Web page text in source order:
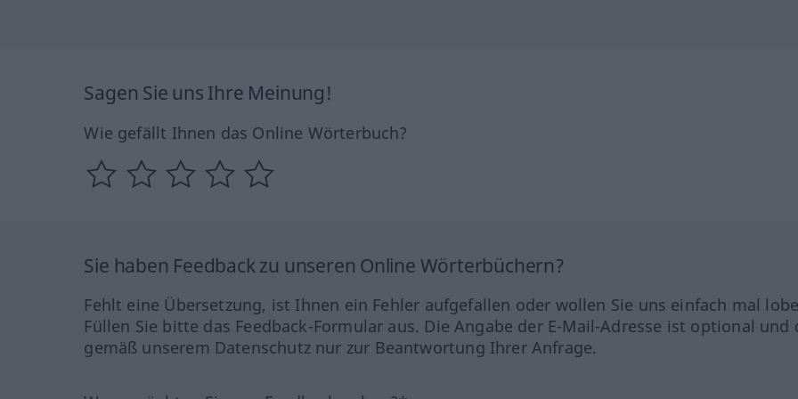
Sagen Sie uns Ihre Meinung!
Wie gefällt Ihnen das Online Wörterbuch?
Sie haben Feedback zu unseren Online Wörterbüchern?
Fehlt eine Übersetzung, ist Ihnen ein Fehler aufgefallen oder wollen Sie uns einfach mal
Füllen Sie bitte das Feedback-Formular aus. Die Angabe der E-Mail-Adresse ist optional und
gemäß unserem Datenschutz nur zur Beantwortung Ihrer Anfrage.